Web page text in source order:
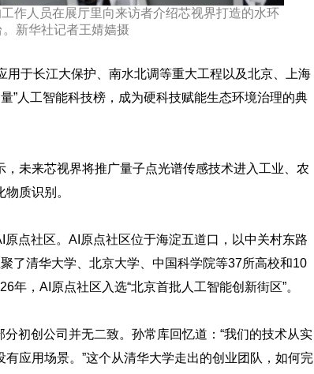
作人员在展厅里向来访者介绍芯视界打造的水环
新华社记者王婧嫱摄
于长江大保护、南水北调等重大工程以及北京、上海
”人工智能科技榜，成为硬科技赋能生态环境治理的典
未来芯视界将推广量子点光谱传感技术进入工业、农
质识别。
点社区。AI原点社区位于海淀五道口，以中关村东路
了清华大学、北京大学、中国科学院等37所高校和10
，AI原点社区入选“北京首批人工智能创新街区”。
初创公司并无二致。孙常库回忆道：“我们的技术从实
应用场景。”这个从清华大学走出的创业团队，如何完